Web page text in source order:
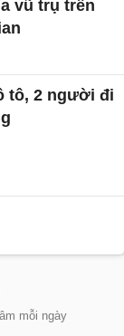
vũ trụ trên
tô, 2 người đi
mỗi ngày